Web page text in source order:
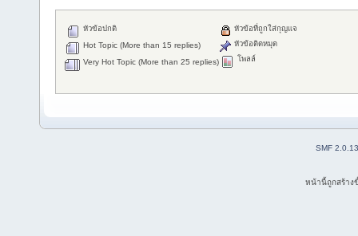
หัวข้อปกติ
Hot Topic (More than 15 replies)
Very Hot Topic (More than 25 replies)
หัวข้อที่ถูกใส่กุญแจ
หัวข้อติดหมุด
โพลล์
SMF 2.0.13
หน้านี้ถูกสร้าง